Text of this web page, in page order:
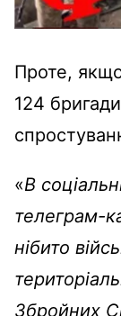
Проте,
124
«В
телеграм-
нібито
Збройних